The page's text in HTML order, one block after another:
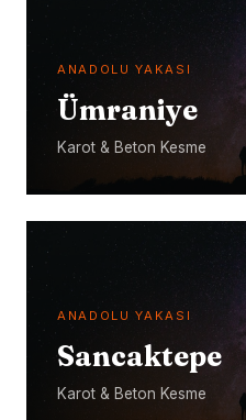
ANADOLU YAKASI
Ümraniye
Karot & Beton Kesme
ANADOLU YAKASI
Sancaktepe
Karot & Beton Kesme